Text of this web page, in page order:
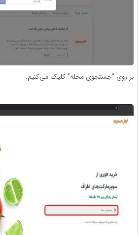
بر روی “جستجوی محله” کلیک می‌کنیم.